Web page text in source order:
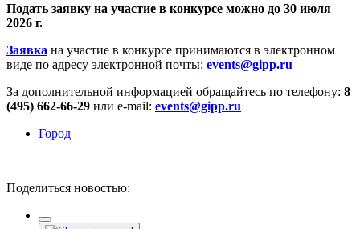
Подать заявку на участие в конкурсе можно до 30 июля
2026 г.
Заявка на участие в конкурсе принимаются в электронном
виде по адресу электронной почты: events@gipp.ru
За дополнительной информацией обращайтесь по телефону: 8
(495) 662-66-29 или e-mail: events@gipp.ru
Город
Поделиться новостью: